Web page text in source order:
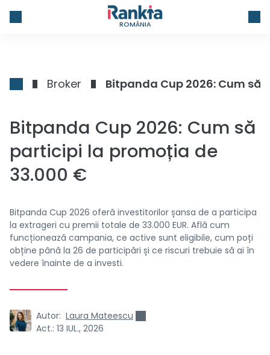
ROMÂNIA
Broker Bitpanda Cup 2026: Cum
Bitpanda Cup 2026: Cum să
participi la promoția de
33.000 €
Bitpanda Cup 2026 oferă investitorilor șansa de a participa
la extrageri cu premii totale de 33.000 EUR. Află cum
funcționează campania, ce active sunt eligibile, cum poți
obține până la 26 de participări și ce riscuri trebuie să ai în
vedere înainte de a investi.
Autor: Laura Mateescu
Act.: 13 IUL., 2026